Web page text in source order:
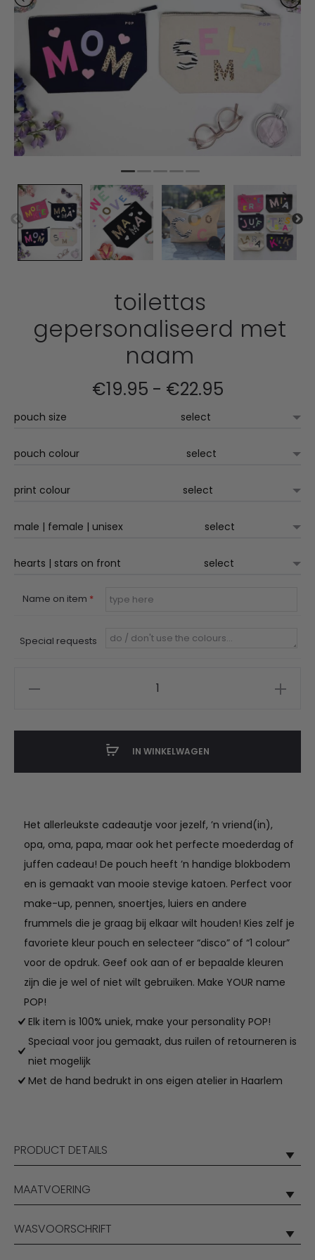
toilettas
gepersonaliseerd met
naam
Het allerleukste cadeautje voor jezelf, ’n vriend(in),
opa, oma, papa, maar ook het perfecte moederdag of
juffen cadeau! De pouch heeft ’n handige blokbodem
en is gemaakt van mooie stevige katoen. Perfect voor
make-up, pennen, snoertjes, luiers en andere
frummels die je graag bij elkaar wilt houden! Kies zelf je
favoriete kleur pouch en selecteer “disco” of “1 colour”
voor de opdruk. Geef ook aan of er bepaalde kleuren
zijn die je wel of niet wilt gebruiken. Make YOUR name
POP!
€19.95 - €22.95Prijsklasse:
Elk item is 100% uniek, make your personality POP!
Speciaal voor jou gemaakt, dus ruilen of retourneren is
niet mogelijk
Met de hand bedrukt in ons eigen atelier in Haarlem
pouch size
pouch colour
print colour
male | female | unisex
hearts | stars on front
Name on item *
Special requests
IN WINKELWAGEN
PRODUCT DETAILS
MAATVOERING
WASVOORSCHRIFT